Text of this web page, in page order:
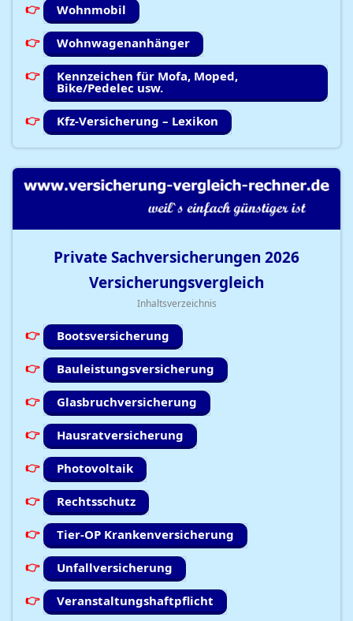
Wohnmobil
Wohnwagenanhänger
Kennzeichen für Mofa, Moped,
Bike/Pedelec usw.
Kfz-Versicherung – Lexikon
Private Sachversicherungen 2026
Versicherungsvergleich
Inhaltsverzeichnis
Bootsversicherung
Bauleistungsversicherung
Glasbruchversicherung
Hausratversicherung
Photovoltaik
Rechtsschutz
Tier-OP Krankenversicherung
Unfallversicherung
Veranstaltungshaftpflicht